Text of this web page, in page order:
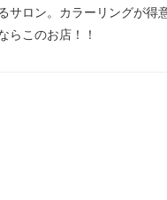
サロン。カラーリングが得
らこのお店！！